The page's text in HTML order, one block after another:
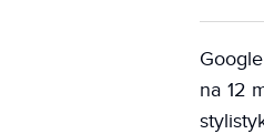
na 12